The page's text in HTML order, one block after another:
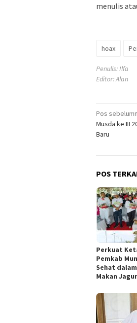
menulis
hoax
Penulis: Ilfa
Editor: Alan
pos
Pos
Musda ke III
Baru
POS
Perkuat
Pemkab
Sehat
Makan